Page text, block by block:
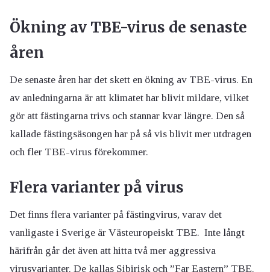
Ökning av TBE-virus de senaste
åren
De senaste åren har det skett en ökning av TBE-virus. En
av anledningarna är att klimatet har blivit mildare, vilket
gör att fästingarna trivs och stannar kvar längre. Den så
kallade fästingsäsongen har på så vis blivit mer utdragen
och fler TBE-virus förekommer.
Flera varianter på virus
Det finns flera varianter på fästingvirus, varav det
vanligaste i Sverige är Västeuropeiskt TBE. Inte långt
härifrån går det även att hitta två mer aggressiva
virusvarianter. De kallas Sibirisk och ”Far Eastern” TBE.